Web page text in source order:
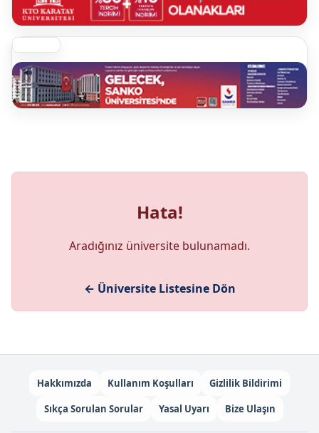
Hata!
Aradığınız üniversite bulunamadı.
← Üniversite Listesine Dön
Hakkımızda Kullanım Koşulları
Gizlilik Bildirimi
Sıkça Sorulan Sorular
Yasal Uyarı Bize Ulaşın